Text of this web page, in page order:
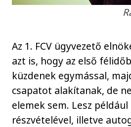
Az 1. FCV ügyvezető
azt is, hogy az első
küzdenek egymással,
csapatot alakítanak, de
elemek sem. Lesz
részvételével, illetve